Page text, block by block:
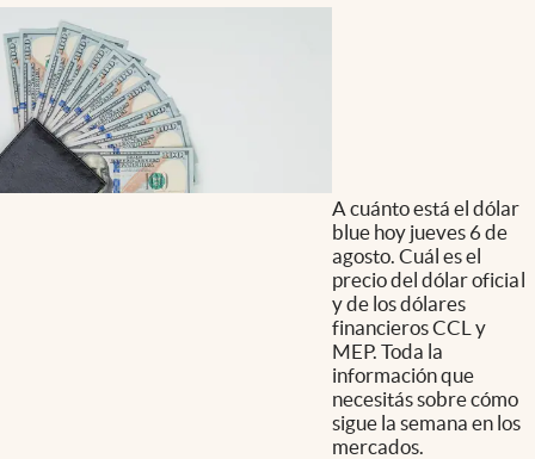
A cuánto está el dólar
blue hoy jueves 6 de
agosto. Cuál es el
precio del dólar oficial
y de los dólares
financieros CCL y
MEP. Toda la
información que
necesitás sobre cómo
sigue la semana en los
mercados.